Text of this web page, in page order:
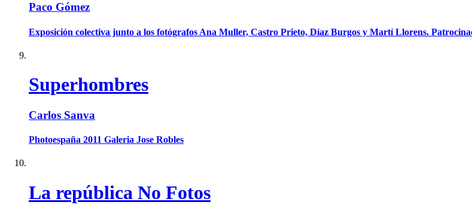
Paco Gómez
Exposición colectiva junto a los fotógrafos Ana Muller, Castro Prieto, Díaz Burgos y Martí Llorens.
Superhombres
Carlos Sanva
Photoespaña 2011 Galeria Jose Robles
La república No Fotos